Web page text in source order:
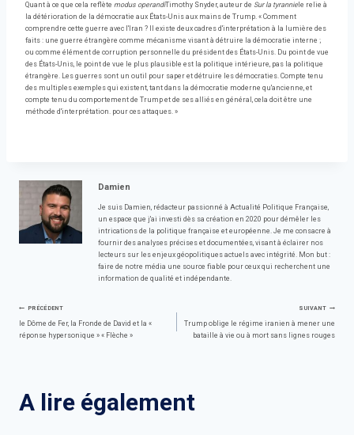
Quant à ce que cela reflète modus operandiTimothy Snyder, auteur de Sur la tyrannie le relie à
la détérioration de la démocratie aux États-Unis aux mains de Trump. « Comment
comprendre cette guerre avec l'Iran ? Il existe deux cadres d'interprétation à la lumière des
faits : une guerre étrangère comme mécanisme visant à détruire la démocratie interne ;
ou comme élément de corruption personnelle du président des États-Unis. Du point de vue
des États-Unis, le point de vue le plus plausible est la politique intérieure, pas la politique
étrangère. Les guerres sont un outil pour saper et détruire les démocraties. Compte tenu
des multiples exemples qui existent, tant dans la démocratie moderne qu'ancienne, et
compte tenu du comportement de Trump et de ses alliés en général, cela doit être une
méthode d'interprétation. pour ces attaques. »
Damien
Je suis Damien, rédacteur passionné à Actualité Politique Française,
un espace que j'ai investi dès sa création en 2020 pour démêler les
intrications de la politique française et européenne. Je me consacre à
fournir des analyses précises et documentées, visant à éclairer nos
lecteurs sur les enjeux géopolitiques actuels avec intégrité. Mon but :
faire de notre média une source fiable pour ceux qui recherchent une
information de qualité et indépendante.
Navigation
PRÉCÉDENT
le Dôme de Fer, la Fronde de David et la «
réponse hypersonique » « Flèche »
SUIVANT
Trump oblige le régime iranien à mener une
bataille à vie ou à mort sans lignes rouges
A lire également